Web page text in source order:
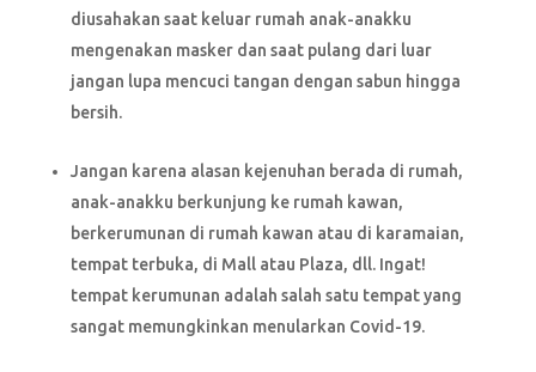
diusahakan saat keluar rumah anak-anakku
mengenakan masker dan saat pulang dari luar
jangan lupa mencuci tangan dengan sabun hingga
bersih.
Jangan karena alasan kejenuhan berada di rumah,
anak-anakku berkunjung ke rumah kawan,
berkerumunan di rumah kawan atau di karamaian,
tempat terbuka, di Mall atau Plaza, dll. Ingat!
tempat kerumunan adalah salah satu tempat yang
sangat memungkinkan menularkan Covid-19.